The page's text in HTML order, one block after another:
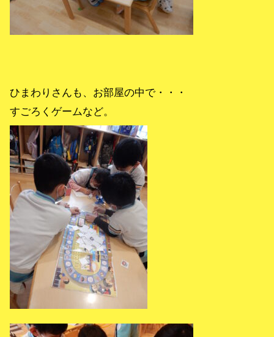
ひまわりさんも、お部屋の中で・・・
すごろくゲームなど。